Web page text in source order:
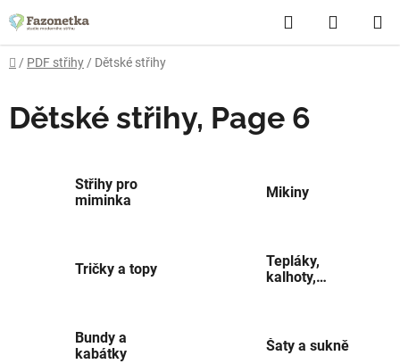
to
content
Search
CART
Home
/ PDF střihy / Dětské střihy
Dětské střihy, Page 6
Střihy pro
miminka
Mikiny
Tričky a topy
Tepláky,
kalhoty,
Bundy a
kabátky
Šaty a sukně